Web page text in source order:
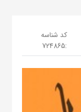
کد شناسه
:
724865